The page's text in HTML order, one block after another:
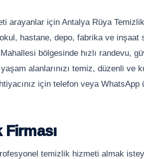
arayanlar için Antalya Rüya
hastane, depo, fabrika ve inşaat
bölgesinde hızlı randevu,
alanlarınızı temiz, düzenli ve
için telefon veya WhatsApp
Firması
temizlik hizmeti almak